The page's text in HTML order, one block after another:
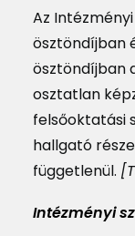
Az
ösztöndíjban
ösztöndíjban
osztatlan
felsőoktatási
hallgató
függetlenül.
Intézményi